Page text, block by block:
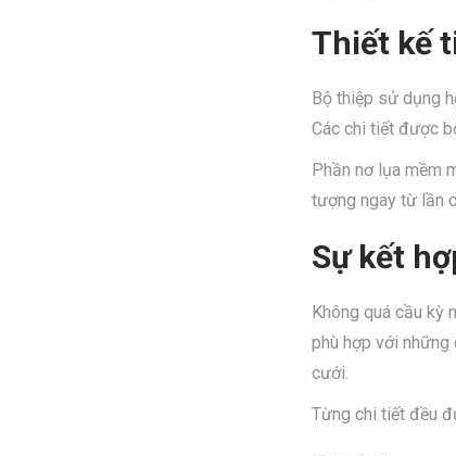
Thiết kế
Bộ thiệp sử dụng
Các chi tiết được
Phần nơ lụa mềm
tượng ngay từ lần
Sự kết
Không quá cầu kỳ
phù hợp với
cưới.
Từng chi tiết đều